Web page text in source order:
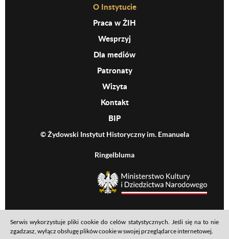
Before Footer MenuO Instytucie
Praca w ŻIH
Wesprzyj
Dla mediów
Patronaty
Wizyta
Kontakt
BIP
© Żydowski Instytut Historyczny im. Emanuela
Ringelbluma
Footer menu
Mapa serwisu Polityka prywatności Deklaracja dostępności
Serwis wykorzystuje pliki cookie do celów statystycznych. Jeśli się na to nie
zgadzasz, wyłącz obsługę plików cookie w swojej przeglądarce internetowej.